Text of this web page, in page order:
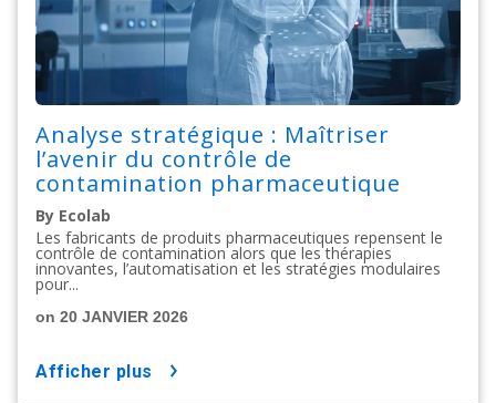
Analyse stratégique : Maîtriser
l’avenir du contrôle de
contamination pharmaceutique
By Ecolab
Les fabricants de produits pharmaceutiques repensent le
contrôle de contamination alors que les thérapies
innovantes, l’automatisation et les stratégies modulaires
pour...
on 20 JANVIER 2026
afficher plus